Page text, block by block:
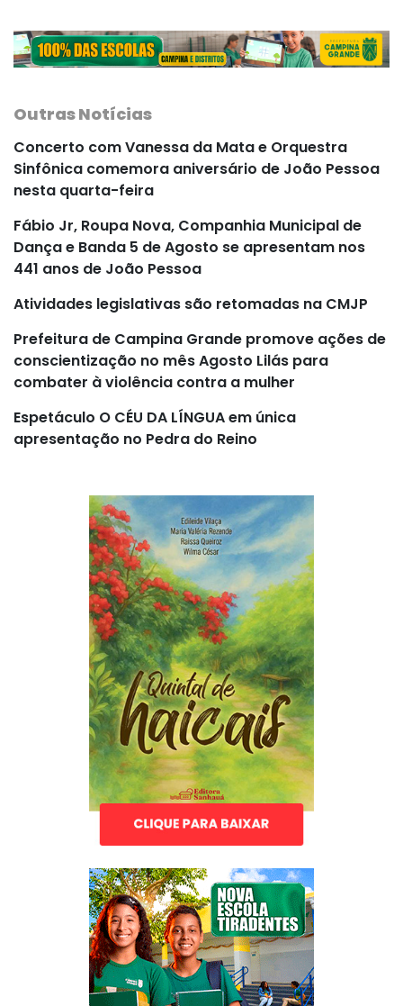
Outras Notícias
Concerto com Vanessa da Mata e Orquestra
Sinfônica comemora aniversário de João Pessoa
nesta quarta-feira
Fábio Jr, Roupa Nova, Companhia Municipal de
Dança e Banda 5 de Agosto se apresentam nos
441 anos de João Pessoa
Atividades legislativas são retomadas na CMJP
Prefeitura de Campina Grande promove ações de
conscientização no mês Agosto Lilás para
combater à violência contra a mulher
Espetáculo O CÉU DA LÍNGUA em única
apresentação no Pedra do Reino